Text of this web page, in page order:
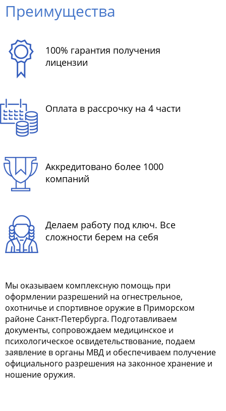
Преимущества
100% гарантия получения
лицензии
Оплата в рассрочку на 4 части
Аккредитовано более 1000
компаний
Делаем работу под ключ. Все
сложности берем на себя
Мы оказываем комплексную помощь при
оформлении разрешений на огнестрельное,
охотничье и спортивное оружие в Приморском
районе Санкт-Петербурга. Подготавливаем
документы, сопровождаем медицинское и
психологическое освидетельствование, подаем
заявление в органы МВД и обеспечиваем получение
официального разрешения на законное хранение и
ношение оружия.